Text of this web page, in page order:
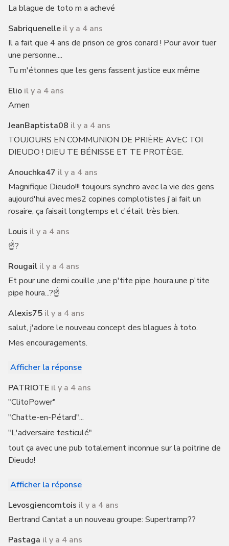
La blague de toto m a achevé
Sabriquenelle il y a 4 ans
Il a fait que 4 ans de prison ce gros conard ! Pour avoir tuer
une personne....
Tu m'étonnes que les gens fassent justice eux même
Elio il y a 4 ans
Amen
JeanBaptista08 il y a 4 ans
TOUJOURS EN COMMUNION DE PRIÈRE AVEC TOI
DIEUDO ! DIEU TE BÉNISSE ET TE PROTÈGE.
Anouchka47 il y a 4 ans
Magnifique Dieudo!!! toujours synchro avec la vie des gens
aujourd'hui avec mes2 copines complotistes j'ai fait un
rosaire, ça faisait longtemps et c'était très bien.
Louis il y a 4 ans
☝️?
Rougail il y a 4 ans
Et pour une demi couille ,une p'tite pipe ,houra,une p'tite
pipe houra...?☝️
Alexis75 il y a 4 ans
salut, j'adore le nouveau concept des blagues à toto.
Mes encouragements.
Afficher la réponse
PATRIOTE il y a 4 ans
"ClitoPower"
"Chatte-en-Pétard"...
"L'adversaire testiculé"
tout ça avec une pub totalement inconnue sur la poitrine de
Dieudo!
Afficher la réponse
Levosgiencomtois il y a 4 ans
Bertrand Cantat a un nouveau groupe: Supertramp??
Pastaga il y a 4 ans